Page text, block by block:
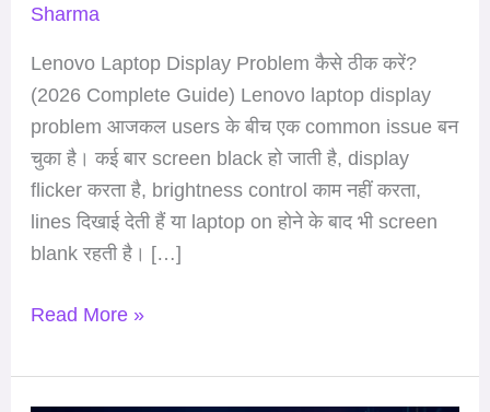
Sharma
Lenovo Laptop Display Problem कैसे ठीक करें?
(2026 Complete Guide) Lenovo laptop display
problem आजकल users के बीच एक common issue बन
चुका है। कई बार screen black हो जाती है, display
flicker करता है, brightness control काम नहीं करता,
lines दिखाई देती हैं या laptop on होने के बाद भी screen
blank रहती है। […]
Read More »